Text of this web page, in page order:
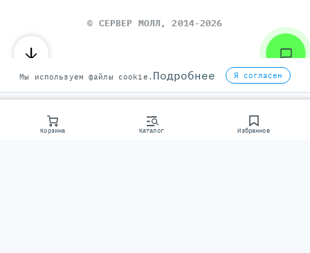
Корзина Каталог Избранное
© СЕРВЕР МОЛЛ, 2014-2026
Мы используем файлы cookie. Подробнее Я согласен